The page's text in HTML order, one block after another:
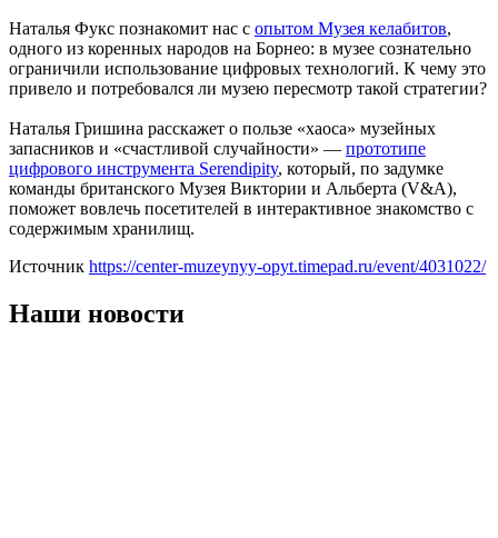
Наталья Фукс познакомит нас с опытом Музея келабитов,
одного из коренных народов на Борнео: в музее сознательно
ограничили использование цифровых технологий. К чему это
привело и потребовался ли музею пересмотр такой стратегии?
Наталья Гришина расскажет о пользе «хаоса» музейных
запасников и «счастливой случайности» — прототипе
цифрового инструмента Serendipity, который, по задумке
команды британского Музея Виктории и Альберта (V&A),
поможет вовлечь посетителей в интерактивное знакомство с
содержимым хранилищ.
Источник https://center-muzeynyy-opyt.timepad.ru/event/4031022/
Наши новости